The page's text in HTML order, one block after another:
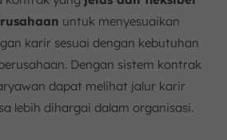
untuk menyesuaikan
karir sesuai dengan kebutuhan
Dengan sistem kontrak
dapat melihat jalur karir
lebih dihargai dalam organisasi.